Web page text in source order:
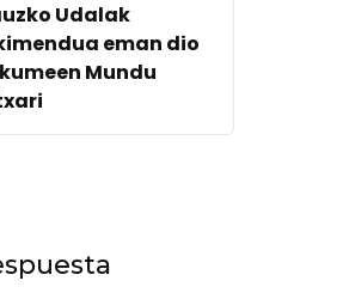
Udalak
eman dio
Mundu